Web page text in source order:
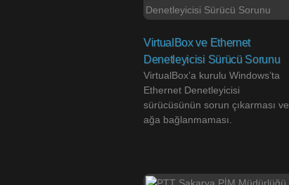
VirtualBox ve Ethernet
Denetleyicisi Sürücü Sorunu
VirtualBox’a kurulu Windows’ta
Ethernet Denetleyicisi
sürücüsünün sorun çıkarması ve
ağa bağlanmaması.